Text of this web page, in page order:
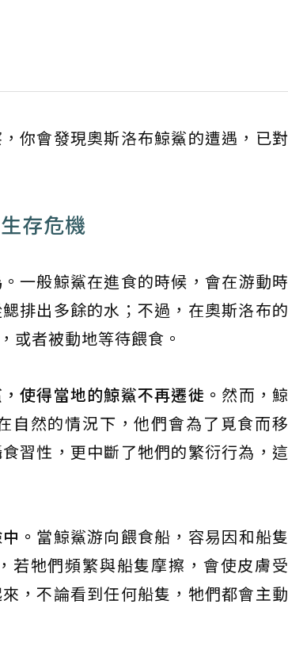
你會發現奧斯洛布鯨鯊的遭遇，已對
存危機
。一般鯨鯊在進食的時候，會在游動時
排出多餘的水；不過，在奧斯洛布的
或者被動地等待餵食。
使得當地的鯨鯊不再遷徙。 然而，鯨
自然的情況下，他們會為了覓食而移
習性，更中斷了牠們的繁衍行為，這
。 當鯨鯊游向餵食船，容易因和船隻
若牠們頻繁與船隻摩擦，會使皮膚受
，不論看到任何船隻，牠們都會主動